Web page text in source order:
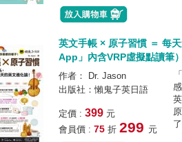
英文手帳 × 原子習慣 ＝ 每
App」內含VRP虛擬點讀筆）
作者： Dr. Jason
出版社：懶鬼子英日語
定價 : 399 元
會員價 : 75 折 299 元